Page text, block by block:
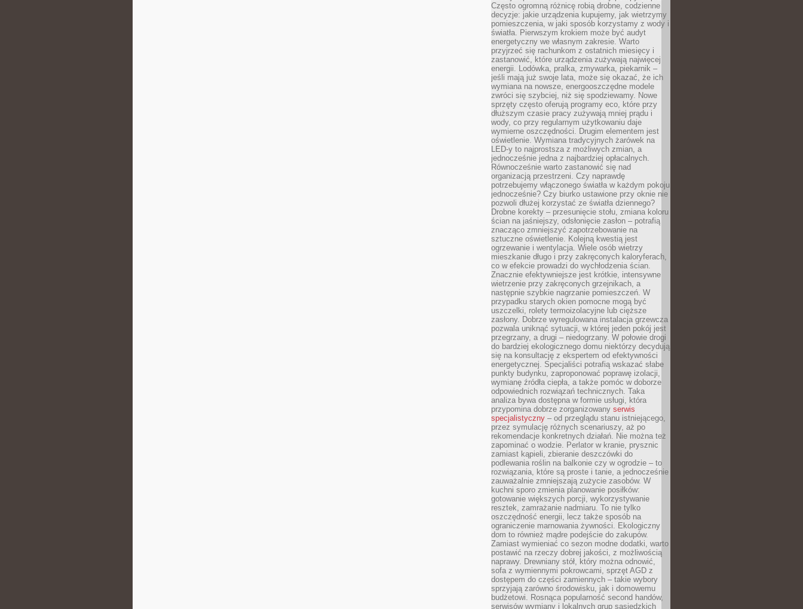
Często ogromną różnicę robią drobne, codzienne
decyzje: jakie urządzenia kupujemy, jak wietrzymy
pomieszczenia, w jaki sposób korzystamy z wody i
światła. Pierwszym krokiem może być audyt
energetyczny we własnym zakresie. Warto
przyjrzeć się rachunkom z ostatnich miesięcy i
zastanowić, które urządzenia zużywają najwięcej
energii. Lodówka, pralka, zmywarka, piekarnik –
jeśli mają już swoje lata, może się okazać, że ich
wymiana na nowsze, energooszczędne modele
zwróci się szybciej, niż się spodziewamy. Nowe
sprzęty często oferują programy eco, które przy
dłuższym czasie pracy zużywają mniej prądu i
wody, co przy regularnym użytkowaniu daje
wymierne oszczędności. Drugim elementem jest
oświetlenie. Wymiana tradycyjnych żarówek na
LED-y to najprostsza z możliwych zmian, a
jednocześnie jedna z najbardziej opłacalnych.
Równocześnie warto zastanowić się nad
organizacją przestrzeni. Czy naprawdę
potrzebujemy włączonego światła w każdym pokoju
jednocześnie? Czy biurko ustawione przy oknie nie
pozwoli dłużej korzystać ze światła dziennego?
Drobne korekty – przesunięcie stołu, zmiana koloru
ścian na jaśniejszy, odsłonięcie zasłon – potrafią
znacząco zmniejszyć zapotrzebowanie na
sztuczne oświetlenie. Kolejną kwestią jest
ogrzewanie i wentylacja. Wiele osób wietrzy
mieszkanie długo i przy zakręconych kaloryferach,
co w efekcie prowadzi do wychłodzenia ścian.
Znacznie efektywniejsze jest krótkie, intensywne
wietrzenie przy zakręconych grzejnikach, a
następnie szybkie nagrzanie pomieszczeń. W
przypadku starych okien pomocne mogą być
uszczelki, rolety termoizolacyjne lub cięższe
zasłony. Dobrze wyregulowana instalacja grzewcza
pozwala uniknąć sytuacji, w której jeden pokój jest
przegrzany, a drugi – niedogrzany. W połowie drogi
do bardziej ekologicznego domu niektórzy decydują
się na konsultację z ekspertem od efektywności
energetycznej. Specjaliści potrafią wskazać słabe
punkty budynku, zaproponować poprawę izolacji,
wymianę źródła ciepła, a także pomóc w doborze
odpowiednich rozwiązań technicznych. Taka
analiza bywa dostępna w formie usługi, która
przypomina dobrze zorganizowany serwis
specjalistyczny – od przeglądu stanu istniejącego,
przez symulację różnych scenariuszy, aż po
rekomendacje konkretnych działań. Nie można też
zapominać o wodzie. Perlator w kranie, prysznic
zamiast kąpieli, zbieranie deszczówki do
podlewania roślin na balkonie czy w ogrodzie – to
rozwiązania, które są proste i tanie, a jednocześnie
zauważalnie zmniejszają zużycie zasobów. W
kuchni sporo zmienia planowanie posiłków:
gotowanie większych porcji, wykorzystywanie
resztek, zamrażanie nadmiaru. To nie tylko
oszczędność energii, lecz także sposób na
ograniczenie marnowania żywności. Ekologiczny
dom to również mądre podejście do zakupów.
Zamiast wymieniać co sezon modne dodatki, warto
postawić na rzeczy dobrej jakości, z możliwością
naprawy. Drewniany stół, który można odnowić,
sofa z wymiennymi pokrowcami, sprzęt AGD z
dostępem do części zamiennych – takie wybory
sprzyjają zarówno środowisku, jak i domowemu
budżetowi. Rosnąca popularność second handów,
serwisów wymiany i lokalnych grup sąsiedzkich